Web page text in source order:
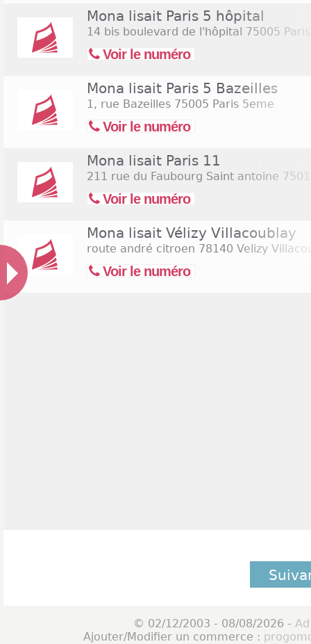
Mona lisait Paris 5 hôpital
14 bis boulevard de l'hôpital 75005
Voir le numéro
Mona lisait Paris 5 Bazeilles
1, rue Bazeilles 75005 Paris 5eme
Voir le numéro
Mona lisait Paris 11
211 rue du Faubourg Saint antoine
Voir le numéro
Mona lisait Vélizy Villacoublay
route andré citroen 78140 Velizy
Voir le numéro
© 02/12/2003 - 08/08/2026 -
Ajouter/Modifier un commerce :